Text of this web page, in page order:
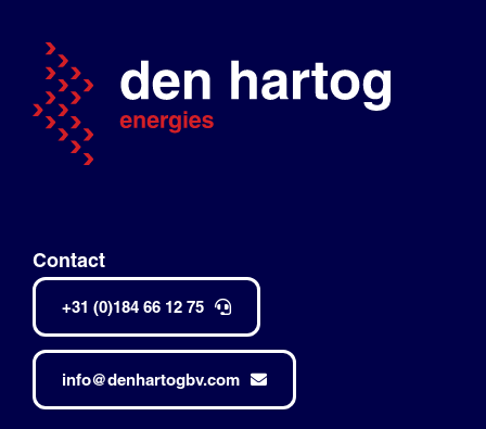
Contact
+31 (0)184 66 12 75
info@denhartogbv.com